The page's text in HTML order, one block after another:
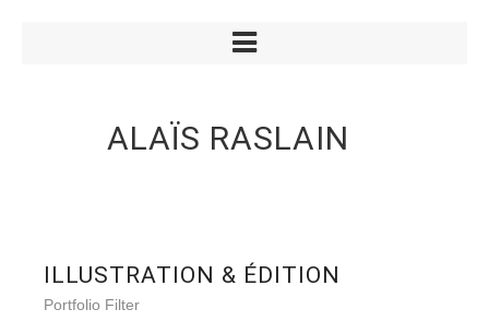
ALAÏS RASLAIN
ILLUSTRATION & ÉDITION
Portfolio Filter